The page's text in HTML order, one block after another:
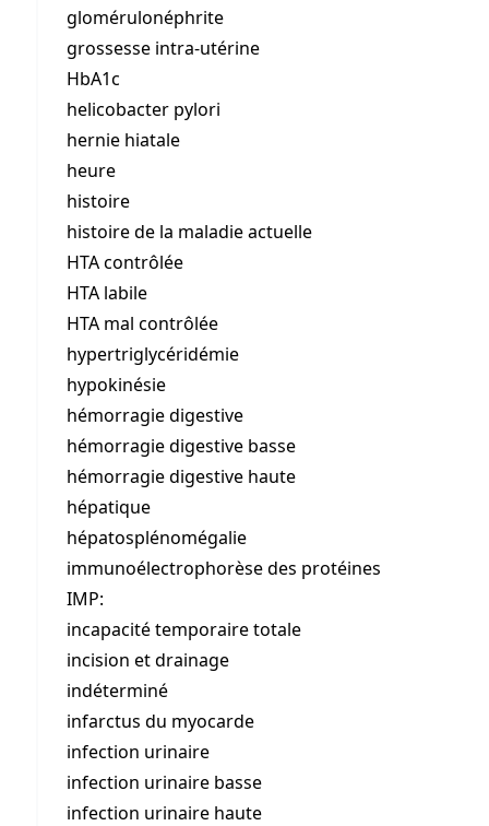
glomérulonéphrite
grossesse intra-utérine
HbA1c
helicobacter pylori
hernie hiatale
heure
histoire
histoire de la maladie actuelle
HTA contrôlée
HTA labile
HTA mal contrôlée
hypertriglycéridémie
hypokinésie
hémorragie digestive
hémorragie digestive basse
hémorragie digestive haute
hépatique
hépatosplénomégalie
immunoélectrophorèse des protéines
IMP:
incapacité temporaire totale
incision et drainage
indéterminé
infarctus du myocarde
infection urinaire
infection urinaire basse
infection urinaire haute